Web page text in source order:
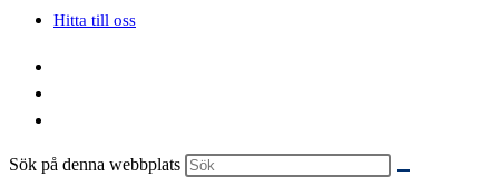
Hitta till oss
Sök på denna webbplats